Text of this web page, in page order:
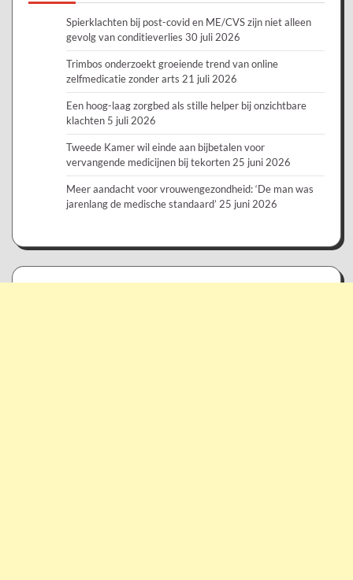
Spierklachten bij post-covid en ME/CVS zijn niet alleen
gevolg van conditieverlies 30 juli 2026
Trimbos onderzoekt groeiende trend van online
zelfmedicatie zonder arts 21 juli 2026
Een hoog-laag zorgbed als stille helper bij onzichtbare
klachten 5 juli 2026
Tweede Kamer wil einde aan bijbetalen voor
vervangende medicijnen bij tekorten 25 juni 2026
Meer aandacht voor vrouwengezondheid: ‘De man was
jarenlang de medische standaard’ 25 juni 2026